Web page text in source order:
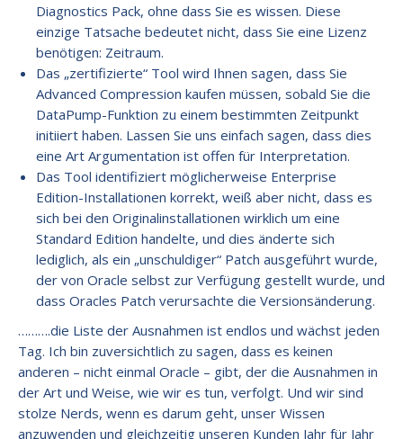
Diagnostics Pack, ohne dass Sie es wissen. Diese
einzige Tatsache bedeutet nicht, dass Sie eine Lizenz
benötigen: Zeitraum.
Das „zertifizierte“ Tool wird Ihnen sagen, dass Sie
Advanced Compression kaufen müssen, sobald Sie die
DataPump-Funktion zu einem bestimmten Zeitpunkt
initiiert haben. Lassen Sie uns einfach sagen, dass dies
eine Art Argumentation ist offen für Interpretation.
Das Tool identifiziert möglicherweise Enterprise
Edition-Installationen korrekt, weiß aber nicht, dass es
sich bei den Originalinstallationen wirklich um eine
Standard Edition handelte, und dies änderte sich
lediglich, als ein „unschuldiger“ Patch ausgeführt wurde,
der von Oracle selbst zur Verfügung gestellt wurde, und
dass Oracles Patch verursachte die Versionsänderung.
……….die Liste der Ausnahmen ist endlos und wächst jeden
Tag. Ich bin zuversichtlich zu sagen, dass es keinen
anderen – nicht einmal Oracle – gibt, der die Ausnahmen in
der Art und Weise, wie wir es tun, verfolgt. Und wir sind
stolze Nerds, wenn es darum geht, unser Wissen
anzuwenden und gleichzeitig unseren Kunden Jahr für Jahr